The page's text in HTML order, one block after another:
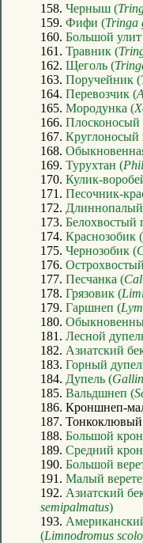
158. Черныш (
159. Фифи (Tringa
160. Большой
161. Травник (
162. Щеголь (
163. Поручейник (
164. Перевозчик (
165. Мородунка (
166. Плосконосый
167. Круглоносый
168.
169. Турухтан (
170. Кулик-
171. Песочник-
172.
173. Белохвостый
174. Краснозобик (
175. Чернозобик (
176.
177. Песчанка (
178. Грязовик (
179. Гаршнеп (
180.
181. Лесной
182. Азиатский
183. Горный
184. Дупель (
185. Вальдшнеп (
186. Кроншнеп-
187.
188. Большой
189. Средний
190. Большой
191. Малый
192. Азиатский
semipalmatus)
193.
(Limnodromus